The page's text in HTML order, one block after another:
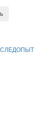
СЛЕДОПЫТ